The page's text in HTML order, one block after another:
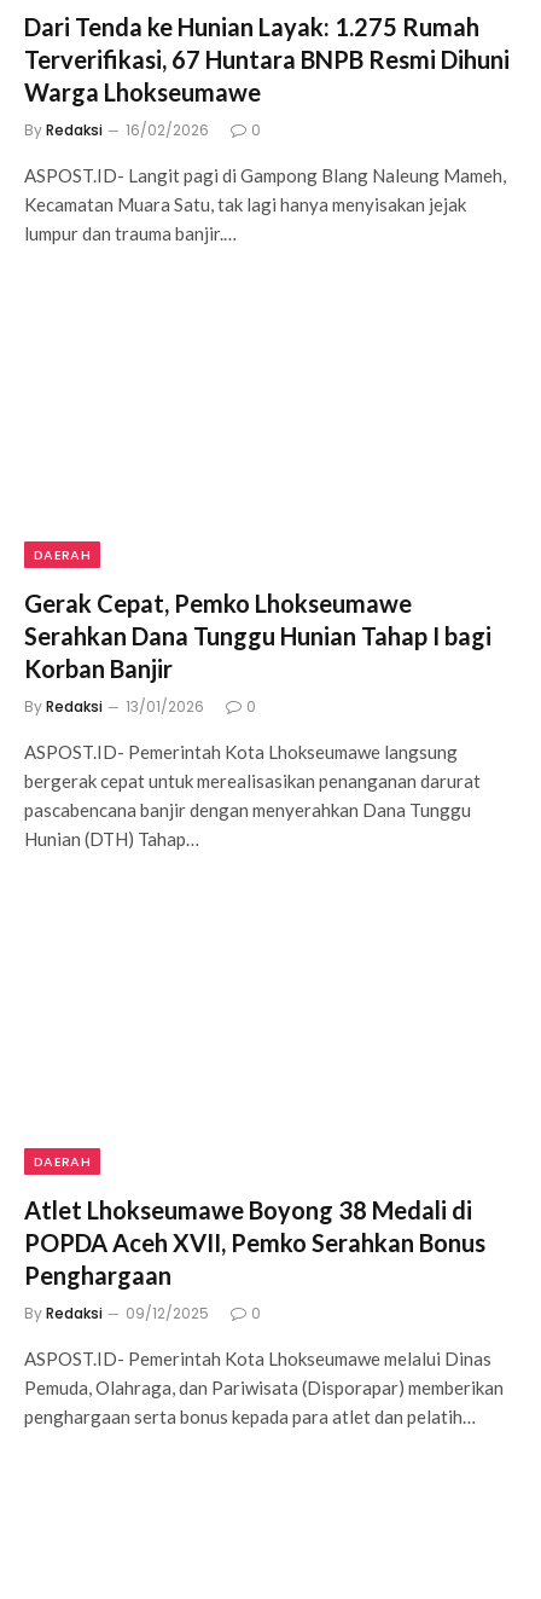
Dari Tenda ke Hunian Layak: 1.275 Rumah
Terverifikasi, 67 Huntara BNPB Resmi Dihuni
Warga Lhokseumawe
ByRedaksi 16/02/2026 0
ASPOST.ID- Langit pagi di Gampong Blang Naleung Mameh,
Kecamatan Muara Satu, tak lagi hanya menyisakan jejak
lumpur dan trauma banjir.…
DAERAH
Gerak Cepat, Pemko Lhokseumawe
Serahkan Dana Tunggu Hunian Tahap I bagi
Korban Banjir
ByRedaksi 13/01/2026 0
ASPOST.ID- Pemerintah Kota Lhokseumawe langsung
bergerak cepat untuk merealisasikan penanganan darurat
pascabencana banjir dengan menyerahkan Dana Tunggu
Hunian (DTH) Tahap…
DAERAH
Atlet Lhokseumawe Boyong 38 Medali di
POPDA Aceh XVII, Pemko Serahkan Bonus
Penghargaan
ByRedaksi 09/12/2025 0
ASPOST.ID- Pemerintah Kota Lhokseumawe melalui Dinas
Pemuda, Olahraga, dan Pariwisata (Disporapar) memberikan
penghargaan serta bonus kepada para atlet dan pelatih…